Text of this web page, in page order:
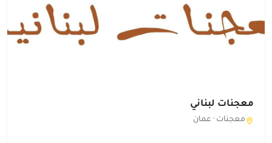
معجنات لبناني
معجنات · عمان